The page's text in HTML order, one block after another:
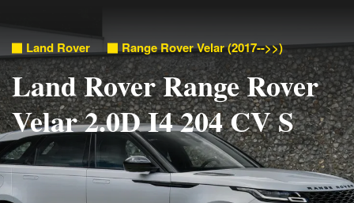
Land Rover Range Rover Velar (2017-->>)
Land Rover Range Rover
Velar 2.0D I4 204 CV S